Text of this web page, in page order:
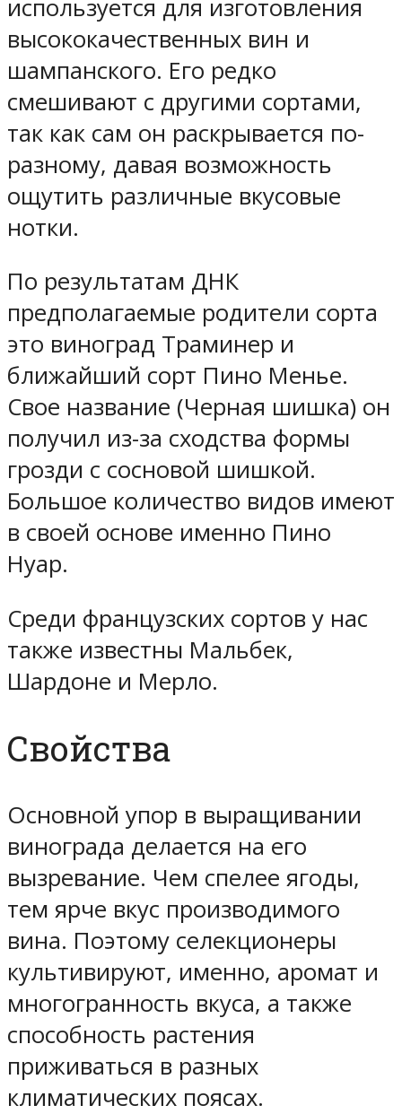
используется для изготовления
высококачественных вин и
шампанского. Его редко
смешивают с другими сортами,
так как сам он раскрывается по-
разному, давая возможность
ощутить различные вкусовые
нотки.
По результатам ДНК
предполагаемые родители сорта
это виноград Траминер и
ближайший сорт Пино Менье.
Свое название (Черная шишка) он
получил из-за сходства формы
грозди с сосновой шишкой.
Большое количество видов имеют
в своей основе именно Пино
Нуар.
Среди французских сортов у нас
также известны Мальбек,
Шардоне и Мерло.
Свойства
Основной упор в выращивании
винограда делается на его
вызревание. Чем спелее ягоды,
тем ярче вкус производимого
вина. Поэтому селекционеры
культивируют, именно, аромат и
многогранность вкуса, а также
способность растения
приживаться в разных
климатических поясах.